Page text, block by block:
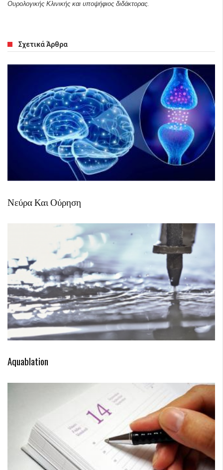
Ουρολογικής Κλινικής και υποψήφιος διδάκτορας.
Σχετικά Άρθρα
Νεύρα Και Ούρηση
Aquablation